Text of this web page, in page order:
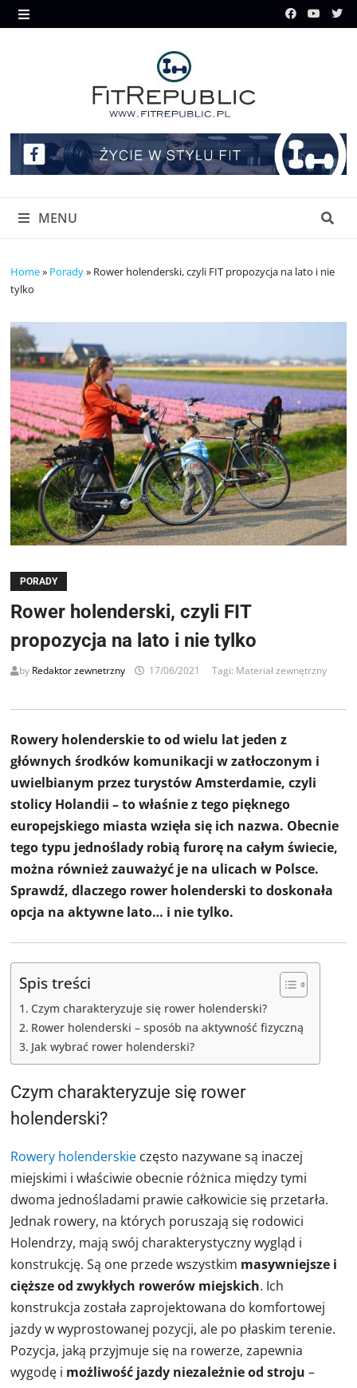
Skip
to
MENU
MENU
Home» Porady» Rower holenderski, czyli FIT propozycja na lato i nie
tylko
PORADY
Rower holenderski, czyli FIT
propozycja na lato i nie tylko
by Redaktor zewnetrzny 17/06/2021 Tagi: Materiał zewnętrzny
Rowery holenderskie to od wielu lat jeden z
głównych środków komunikacji w zatłoczonym i
uwielbianym przez turystów Amsterdamie, czyli
stolicy Holandii – to właśnie z tego pięknego
europejskiego miasta wzięła się ich nazwa. Obecnie
tego typu jednoślady robią furorę na całym świecie,
można również zauważyć je na ulicach w Polsce.
Sprawdź, dlaczego rower holenderski to doskonała
opcja na aktywne lato… i nie tylko.
Spis treści
Czym charakteryzuje się rower holenderski?
Rower holenderski – sposób na aktywność fizyczną
Jak wybrać rower holenderski?
Czym charakteryzuje się rower
holenderski?
Rowery holenderskie często nazywane są inaczej
miejskimi i właściwie obecnie różnica między tymi
dwoma jednośladami prawie całkowicie się przetarła.
Jednak rowery, na których poruszają się rodowici
Holendrzy, mają swój charakterystyczny wygląd i
konstrukcję. Są one przede wszystkim masywniejsze i
cięższe od zwykłych rowerów miejskich. Ich
konstrukcja została zaprojektowana do komfortowej
jazdy w wyprostowanej pozycji, ale po płaskim terenie.
Pozycja, jaką przyjmuje się na rowerze, zapewnia
wygodę i możliwość jazdy niezależnie od stroju –